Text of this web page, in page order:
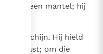
als een mantel; hij
tevoorschijn. Hij hield
Esau vast; om die